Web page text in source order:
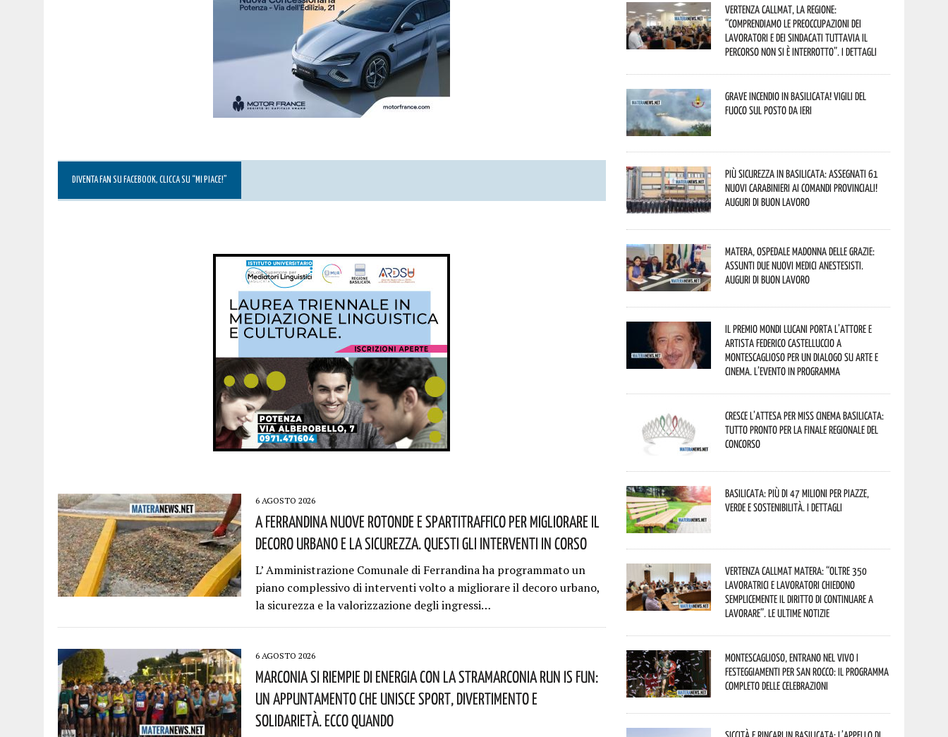
DIVENTA FAN SU FACEBOOK, CLICCA SU “MI PIACE!”
6 AGOSTO 2026
A Ferrandina Nuove Rotonde E Spartitraffico Per Migliorare Il
Decoro Urbano E La Sicurezza. Questi Gli Interventi In Corso
L’ Amministrazione Comunale di Ferrandina ha programmato un
piano complessivo di interventi volto a migliorare il decoro urbano,
la sicurezza e la valorizzazione degli ingressi…
6 AGOSTO 2026
Marconia Si Riempie Di Energia Con La StraMarconia Run Is Fun:
Un Appuntamento Che Unisce Sport, Divertimento E
Solidarietà. Ecco Quando
Vertenza CallMat, la Regione:
“comprendiamo le preoccupazioni dei
lavoratori e dei sindacati tuttavia il
percorso non si è interrotto”. I dettagli
Grave incendio in Basilicata! Vigili del
fuoco sul posto da ieri
Più sicurezza in Basilicata: assegnati 61
nuovi Carabinieri ai Comandi provinciali!
Auguri di buon lavoro
Matera, Ospedale Madonna delle Grazie:
assunti due nuovi medici anestesisti.
Auguri di buon lavoro
Il Premio Mondi Lucani porta l’attore e
artista Federico Castelluccio a
Montescaglioso per un dialogo su arte e
cinema. L’evento in programma
Cresce l’attesa per Miss Cinema Basilicata:
tutto pronto per la finale regionale del
concorso
Basilicata: più di 47 milioni per piazze,
verde e sostenibilità. I dettagli
Vertenza CallMat Matera: “Oltre 350
lavoratrici e lavoratori chiedono
semplicemente il diritto di continuare a
lavorare”. Le ultime notizie
Montescaglioso, entrano nel vivo i
festeggiamenti per San Rocco: il programma
completo delle celebrazioni